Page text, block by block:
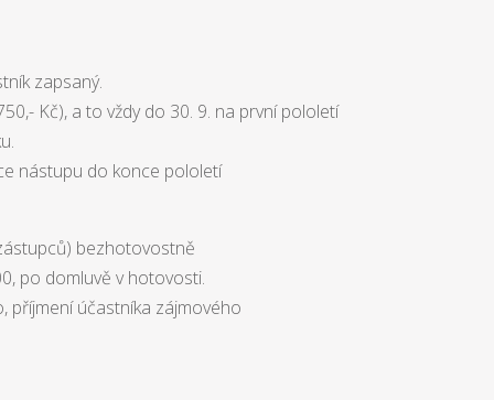
zapsaný.
Kč), a to vždy do 30. 9. na první pololetí
nástupu do konce pololetí
bezhotovostně
po domluvě v hotovosti.
příjmení účastníka zájmového